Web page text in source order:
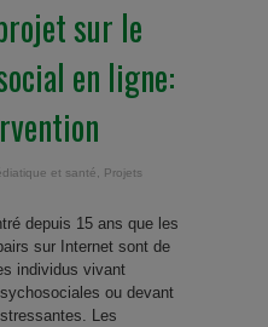
sur le
en ligne:
et santé, Projets
depuis 15 ans que les
sur Internet sont de
individus vivant
ou devant
Les